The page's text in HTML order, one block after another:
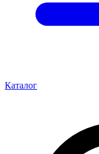
Каталог